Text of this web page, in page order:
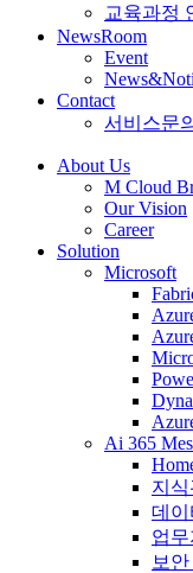
교육과정
NewsRoom
Event
Contact
서비스문의
About Us
M Cloud
Our Vision
Career
Solution
Microsoft
Ai 365
지
데이
업
보